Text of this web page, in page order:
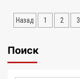
Пагинация
Назад 1 2 3
Поиск